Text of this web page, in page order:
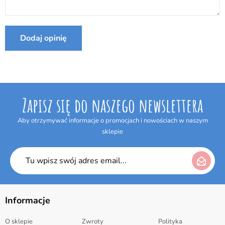
od dnia odebrania przesyłki.
Dodaj opinię
Zapisz się do naszego newslettera
Aby otrzymywać informacje o promocjach i nowościach w naszym
sklepie
Informacje
O sklepie Zwroty Polityka